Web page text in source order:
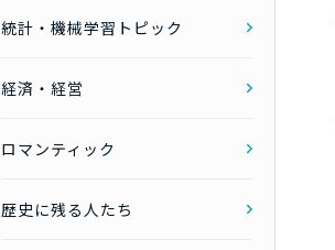
統計・機械学習トピック
経済・経営
ロマンティック
歴史に残る人たち